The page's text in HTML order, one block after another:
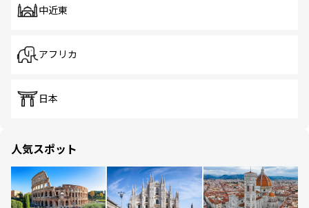
中近東
アフリカ
日本
人気スポット